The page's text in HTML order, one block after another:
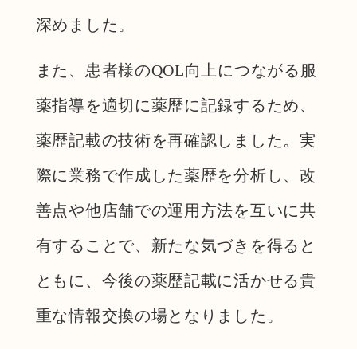
深めました。
また、患者様のQOL向上につながる服
薬指導を適切に薬歴に記録するため、
薬歴記載の技術を再確認しました。実
際に業務で作成した薬歴を分析し、改
善点や他店舗での運用方法を互いに共
有することで、新たな気づきを得ると
ともに、今後の薬歴記載に活かせる貴
重な情報交換の場となりました。